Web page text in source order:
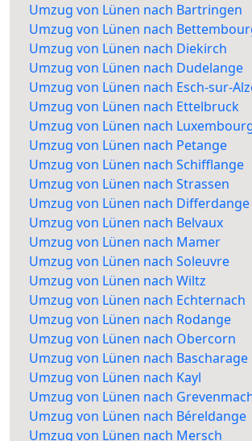
Umzug von Lünen nach Bartringen
Umzug von Lünen nach
Umzug von Lünen nach Diekirch
Umzug von Lünen nach Dudelange
Umzug von Lünen nach Esch-sur-
Umzug von Lünen nach Ettelbruck
Umzug von Lünen nach
Umzug von Lünen nach Petange
Umzug von Lünen nach Schifflange
Umzug von Lünen nach Strassen
Umzug von Lünen nach Differdange
Umzug von Lünen nach Belvaux
Umzug von Lünen nach Mamer
Umzug von Lünen nach Soleuvre
Umzug von Lünen nach Wiltz
Umzug von Lünen nach Echternach
Umzug von Lünen nach Rodange
Umzug von Lünen nach Obercorn
Umzug von Lünen nach Bascharage
Umzug von Lünen nach Kayl
Umzug von Lünen nach
Umzug von Lünen nach Béreldange
Umzug von Lünen nach Mersch